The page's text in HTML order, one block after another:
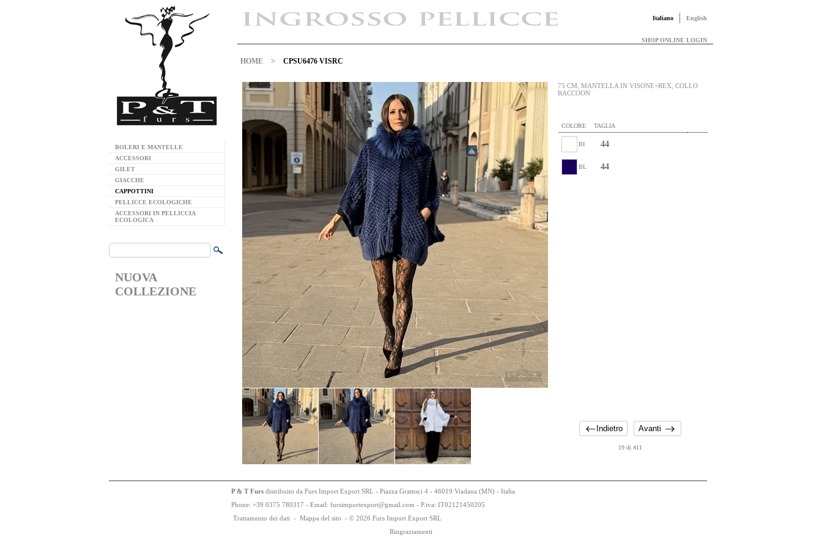
BOLERI E MANTELLE
ACCESSORI
GILET
GIACCHE
CAPPOTTINI
PELLICCE ECOLOGICHE
ACCESSORI IN PELLICCIA
ECOLOGICA
NUOVA
COLLEZIONE
Italiano English
SHOP ONLINE LOGIN
HOME > CPSU6476 VISRC
75 CM, MANTELLA IN VISONE+REX, COLLO
RACCOON
COLORE TAGLIA
BI 44
BL 44
Indietro Avanti
19 di 411
P & T Furs distribuito da Furs Import Export SRL - Piazza Gramsci 4 - 46019 Viadana (MN) - Italia
Phone: +39 0375 780317 - Email: fursimportexport@gmail.com - P.iva: IT02121450205
Trattamento dei dati - Mappa del sito - © 2026 Furs Import Export SRL
Ringraziamenti